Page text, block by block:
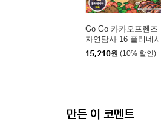
Go Go 카카오프렌즈
자연탐사 16 폴리네시
아 제도
15,210원 (10% 할인)
만든 이 코멘트